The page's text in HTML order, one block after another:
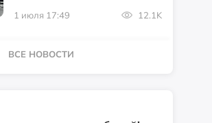
1 июля 17:49 12.1K
ВСЕ НОВОСТИ